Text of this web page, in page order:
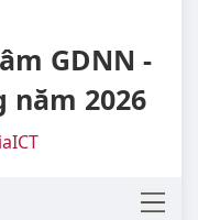
GDNN -
năm 2026